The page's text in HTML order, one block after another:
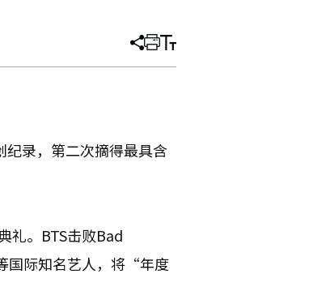
分
文
打 调
大
纪录，第二次摘得最具含
礼。BTS击败Bad
际知名艺人，将“年度